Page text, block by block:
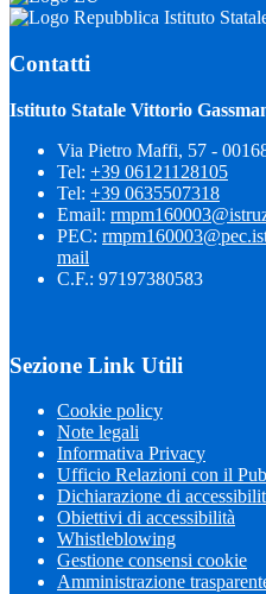
Istituto
Contatti
Istituto Statale Vittorio
Via Pietro Maffi, 57 -
Tel: +39 06121128105
Tel: +39 0635507318
Email:
PEC:
mail
C.F.: 97197380583
Sezione Link Utili
Cookie policy
Note legali
Informativa Privacy
Ufficio Relazioni con il
Dichiarazione di
Obiettivi di accessibilità
Whistleblowing
Gestione consensi cookie
Amministrazione